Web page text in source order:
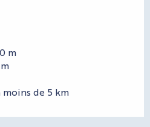
m
moins de 5 km